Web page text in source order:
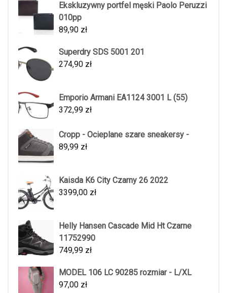
Ekskluzywny portfel męski Paolo Peruzzi
010pp
89,90 zł
Superdry SDS 5001 201
274,90 zł
Emporio Armani EA1124 3001 L (55)
372,99 zł
Cropp - Ocieplane szare sneakersy -
89,99 zł
Kaisda K6 City Czarny 26 2022
3399,00 zł
Helly Hansen Cascade Mid Ht Czarne
11752990
749,99 zł
MODEL 106 LC 90285 rozmiar - L/XL
97,00 zł